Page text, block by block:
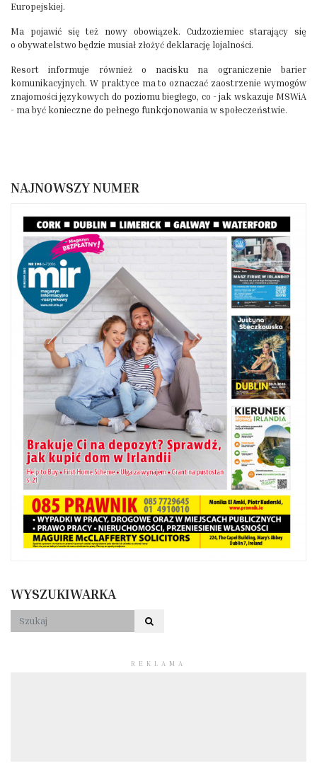
Europejskiej.
Ma pojawić się też nowy obowiązek. Cudzoziemiec starający się
o obywatelstwo będzie musiał złożyć deklarację lojalności.
Resort informuje również o nacisku na ograniczenie barier
komunikacyjnych. W praktyce ma to oznaczać zaostrzenie wymogów
znajomości językowych do poziomu biegłego, co - jak wskazuje MSWiA
- ma być konieczne do pełnego funkcjonowania w społeczeństwie.
NAJNOWSZY NUMER
WYSZUKIWARKA
REKLAMA